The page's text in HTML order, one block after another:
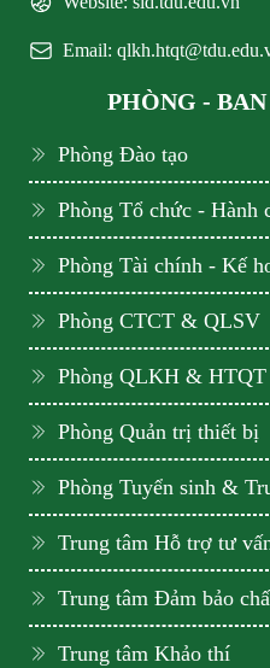
Email:
PHÒNG -
Phòng Đào tạo
Phòng Tổ chức - Hành
Phòng Tài chính - Kế
Phòng CTCT & QLSV
Phòng QLKH & HTQT
Phòng Quản trị thiết bị
Phòng Tuyển sinh &
Trung tâm Hỗ trợ tư
Trung tâm Đảm bảo
Trung tâm Khảo thí